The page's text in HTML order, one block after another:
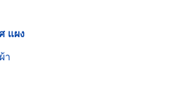
แผง
า